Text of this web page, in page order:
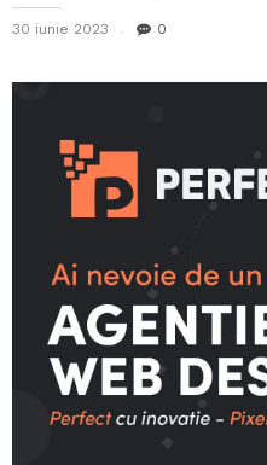
30 iunie 2023 0